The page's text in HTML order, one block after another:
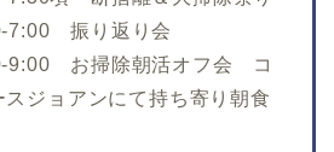
7:00 振り返り会
9:00 お掃除朝活オフ会 コ
スジョアンにて持ち寄り朝食